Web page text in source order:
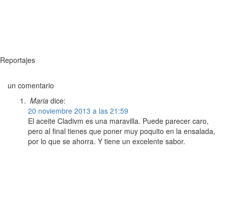
Reportajes
un comentario
Maria dice:
20 noviembre 2013 a las 21:59
El aceite Cladivm es una maravilla. Puede parecer caro,
pero al final tienes que poner muy poquito en la ensalada,
por lo que se ahorra. Y tiene un excelente sabor.